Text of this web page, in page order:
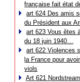
française fait état
art 624 Des amis
du Président aux
art 623 Vous êtes
du 18 juin 1940…
art 622 Violences
la France pour
viols
Art 621